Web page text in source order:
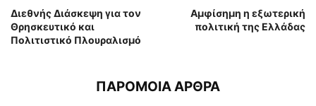
Διεθνής Διάσκεψη για τον
Θρησκευτικό και
Πολιτιστικό Πλουραλισμό
Αμφίσημη η εξωτερική
πολιτική της Ελλάδας
ΠΑΡΟΜΟΙΑ ΑΡΘΡΑ